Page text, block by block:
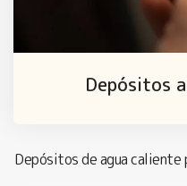
Depósitos
Depósitos de agua